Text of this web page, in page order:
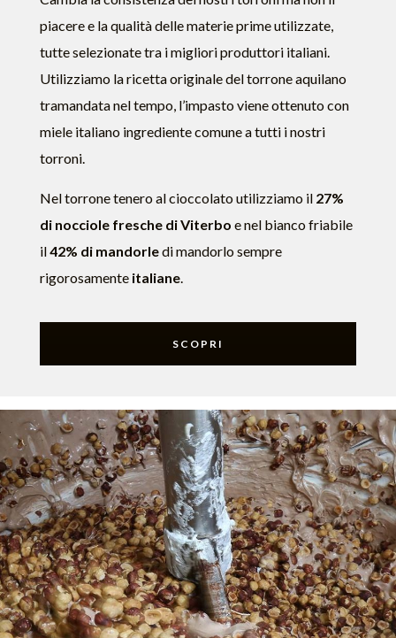
piacere e la qualità delle materie prime utilizzate,
tutte selezionate tra i migliori produttori italiani.
Utilizziamo la ricetta originale del torrone aquilano
tramandata nel tempo, l’impasto viene ottenuto con
miele italiano ingrediente comune a tutti i nostri
torroni.
Nel torrone tenero al cioccolato utilizziamo il 27%
di nocciole fresche di Viterbo e nel bianco friabile
il42% di mandorledi mandorlo sempre
rigorosamente italiane.
SCOPRI